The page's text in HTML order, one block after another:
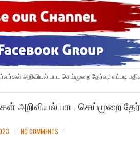
அறிவியல் பாட செய்முறை தேர்வு.! எப்படி
அறிவியல் பாட செய்முறை
NO COMMENTS